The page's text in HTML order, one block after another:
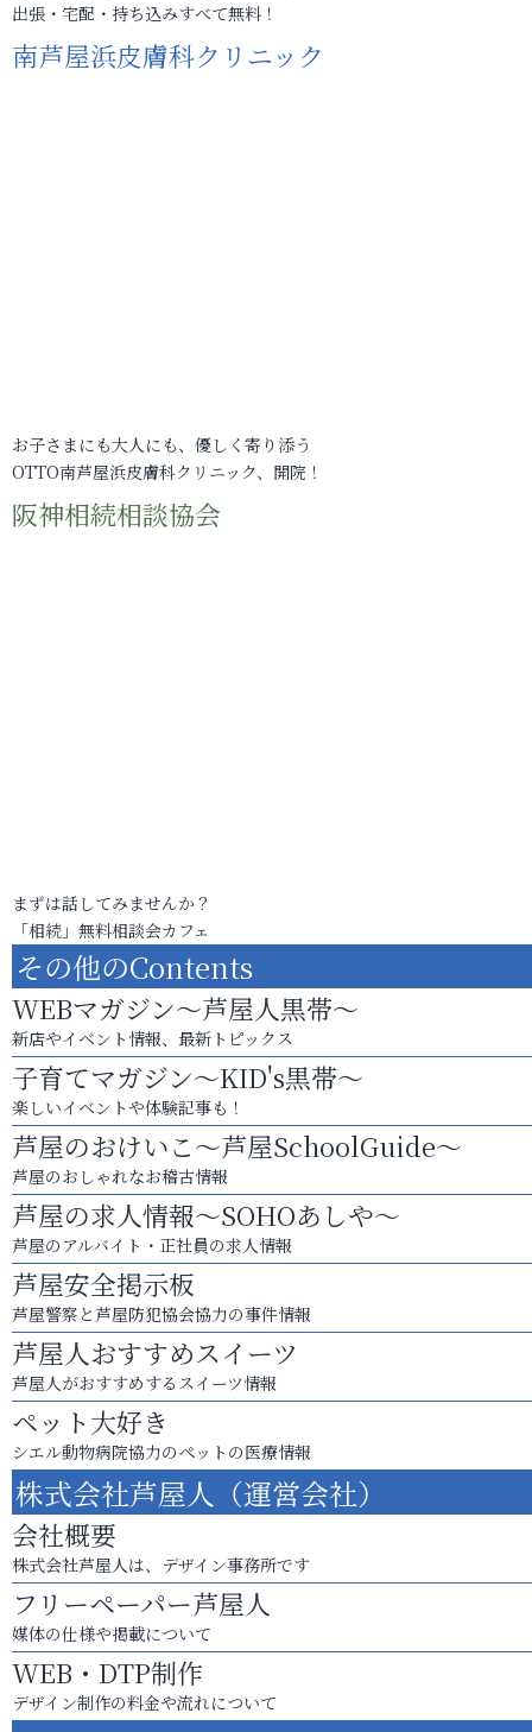
出張・宅配・持ち込みすべて無料！
南芦屋浜皮膚科クリニック
お子さまにも大人にも、優しく寄り添う
OTTO南芦屋浜皮膚科クリニック、開院！
阪神相続相談協会
まずは話してみませんか？
「相続」無料相談会カフェ
その他のContents
WEBマガジン～芦屋人黒帯～
新店やイベント情報、最新トピックス
子育てマガジン～KID's黒帯～
楽しいイベントや体験記事も！
芦屋のおけいこ～芦屋SchoolGuide～
芦屋のおしゃれなお稽古情報
芦屋の求人情報～SOHOあしや～
芦屋のアルバイト・正社員の求人情報
芦屋安全掲示板
芦屋警察と芦屋防犯協会協力の事件情報
芦屋人おすすめスイーツ
芦屋人がおすすめするスイーツ情報
ペット大好き
シエル動物病院協力のペットの医療情報
株式会社芦屋人（運営会社）
会社概要
株式会社芦屋人は、デザイン事務所です
フリーペーパー芦屋人
媒体の仕様や掲載について
WEB・DTP制作
デザイン制作の料金や流れについて